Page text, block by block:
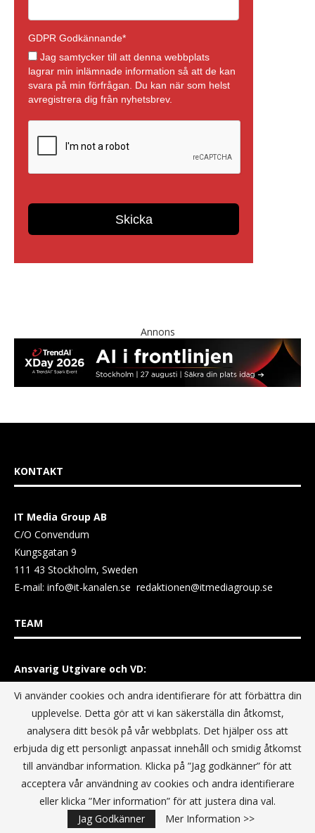
Annons
KONTAKT
IT Media Group AB
C/O Convendum
Kungsgatan 9
111 43 Stockholm, Sweden
E-mail: info@it-kanalen.se redaktionen@itmediagroup.se
TEAM
Ansvarig Utgivare och VD:
TERMS & CONDITIONS / VILLKOR
Data Privacy Policy
Terms & Conditions For Digital Advertising
Terms & Conditions Website conditions of use
Vi använder cookies och andra identifierare för att förbättra din
upplevelse. Detta gör att vi kan säkerställa din åtkomst,
analysera ditt besök på vår webbplats. Det hjälper oss att
erbjuda dig ett personligt anpassat innehåll och smidig åtkomst
till användbar information. Klicka på ”Jag godkänner” för att
acceptera vår användning av cookies och andra identifierare
eller klicka ”Mer information” för att justera dina val.
Jag Godkänner
Mer Information >>